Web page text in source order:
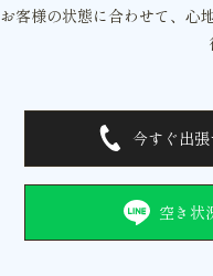
お客様の状態に合わせて、心
今すぐ出
空き状